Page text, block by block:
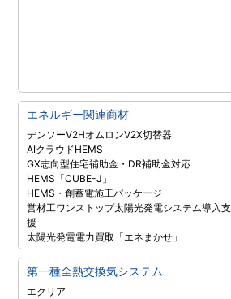
エネルギー関連商材
デンソーV2HオムロンV2X切替器
AIクラウドHEMS
GX志向型住宅補助金・DR補助金対応
HEMS「CUBE-J」
HEMS・創蓄電施工パッケージ
営材工ワンストップ太陽光発電システム導入支
援
太陽光発電電力買取「エネまかせ」
第一種全熱交換気システム
エクリア